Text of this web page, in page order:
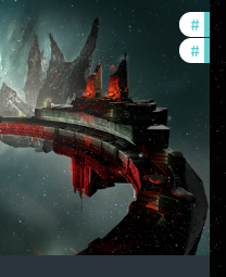
#
#